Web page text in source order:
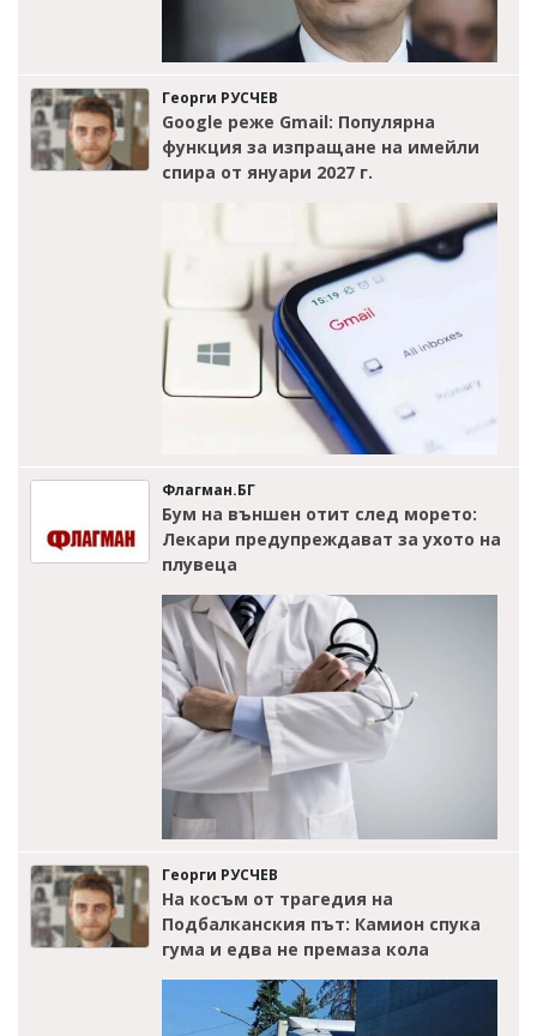
Георги РУСЧЕВ
Google реже Gmail: Популярна
функция за изпращане на имейли
спира от януари 2027 г.
Флагман.БГ
Бум на външен отит след морето:
Лекари предупреждават за ухото на
плувеца
Георги РУСЧЕВ
На косъм от трагедия на
Подбалканския път: Камион спука
гума и едва не премаза кола